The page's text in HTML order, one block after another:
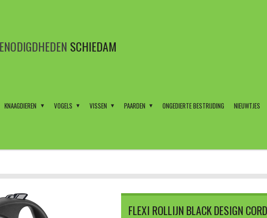
SCHIEDAM
KNAAGDIEREN VOGELS VISSEN PAARDEN ONGEDIERTE BESTRIJDING NIEUWTJES
FLEXI ROLLIJN BLACK DESIGN